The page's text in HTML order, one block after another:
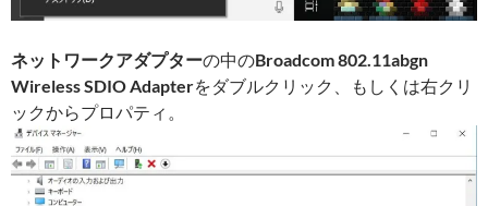
ネットワークアダプターの中のBroadcom 802.11abgn
Wireless SDIO Adapterをダブルクリック、もしくは右クリ
ックからプロパティ。